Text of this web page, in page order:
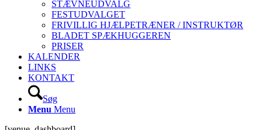
STÆVNEUDVALG
FESTUDVALGET
FRIVILLIG HJÆLPETRÆNER / INSTRUKTØR
BLADET SPÆKHUGGEREN
PRISER
KALENDER
LINKS
KONTAKT
Søg
Menu Menu